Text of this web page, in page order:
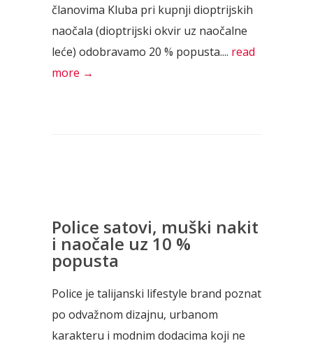
članovima Kluba pri kupnji dioptrijskih
naočala (dioptrijski okvir uz naočalne
leće) odobravamo 20 % popusta.... read
more →
Police satovi, muški nakit
i naočale uz 10 %
popusta
Police je talijanski lifestyle brand poznat
po odvažnom dizajnu, urbanom
karakteru i modnim dodacima koji ne